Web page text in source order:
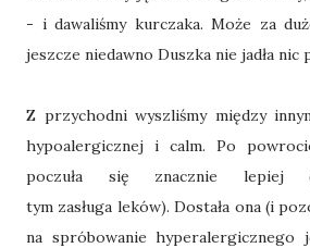
- i dawaliśmy kurczaka. Może za
jeszcze niedawno Duszka nie jadła nic
Z przychodni wyszliśmy między
hypoalergicznej i calm. Po
poczuła się znacznie lepiej
tym zasługa leków). Dostała ona (i
na spróbowanie hyperalergicznego